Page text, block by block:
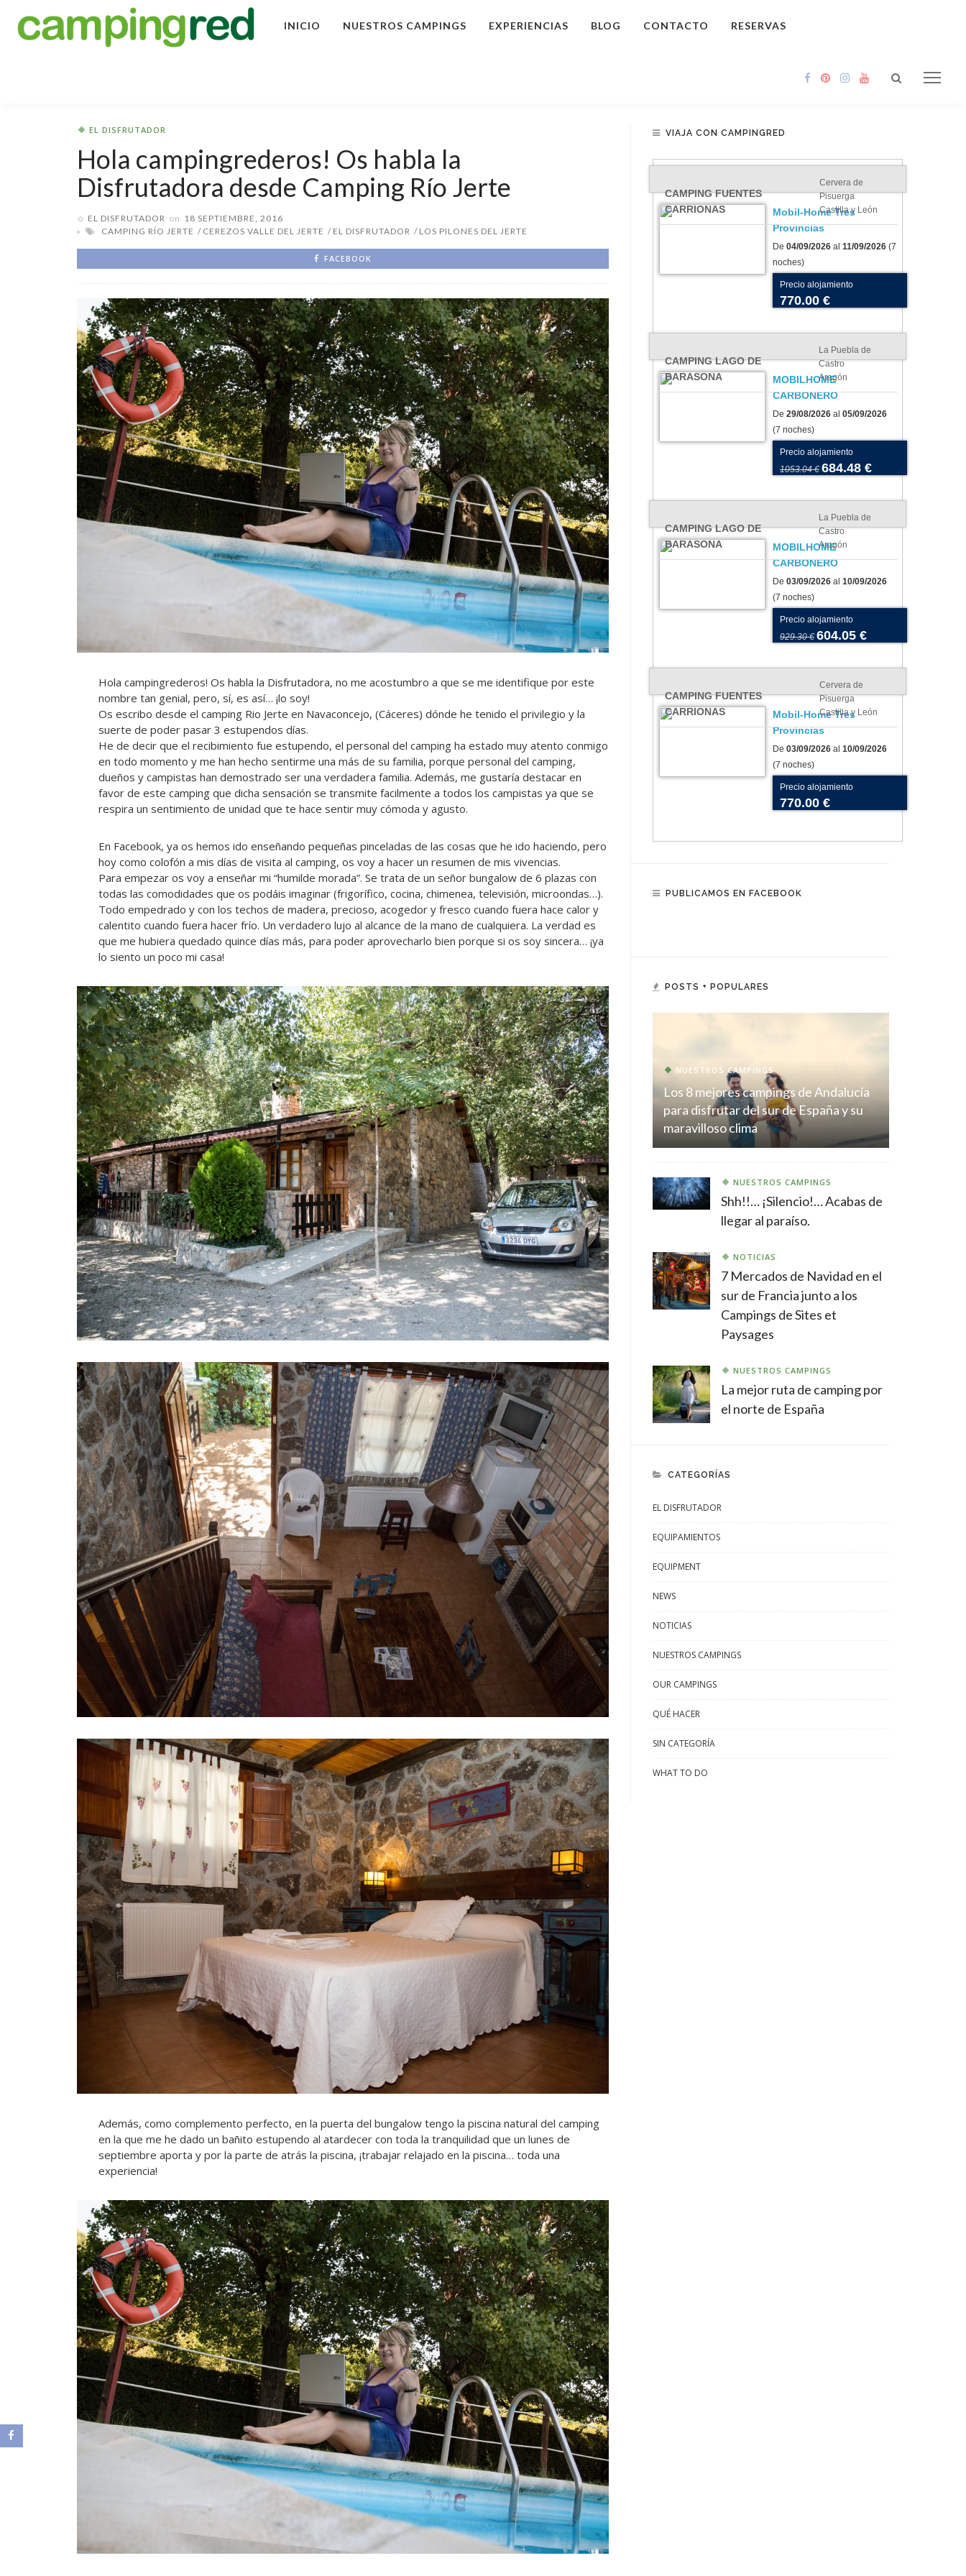
INICIO NUESTROS CAMPINGS EXPERIENCIAS BLOG CONTACTO RESERVAS
EL DISFRUTADOR
Hola campingrederos! Os habla la
Disfrutadora desde Camping Río Jerte
EL DISFRUTADOR on 18 SEPTIEMBRE, 2016
CAMPING RÍO JERTE
CEREZOS VALLE DEL JERTE EL DISFRUTADOR LOS PILONES DEL JERTE
FACEBOOK
Hola campingrederos! Os habla la Disfrutadora, no me acostumbro a que se me identifique por este
nombre tan genial, pero, sí, es así… ¡lo soy!
Os escribo desde el camping Rio Jerte en Navaconcejo, (Cáceres) dónde he tenido el privilegio y la
suerte de poder pasar 3 estupendos días.
He de decir que el recibimiento fue estupendo, el personal del camping ha estado muy atento conmigo
en todo momento y me han hecho sentirme una más de su familia, porque personal del camping,
dueños y campistas han demostrado ser una verdadera familia. Además, me gustaría destacar en
favor de este camping que dicha sensación se transmite facilmente a todos los campistas ya que se
respira un sentimiento de unidad que te hace sentir muy cómoda y agusto.
En Facebook, ya os hemos ido enseñando pequeñas pinceladas de las cosas que he ido haciendo, pero
hoy como colofón a mis días de visita al camping, os voy a hacer un resumen de mis vivencias.
Para empezar os voy a enseñar mi “humilde morada”. Se trata de un señor bungalow de 6 plazas con
todas las comodidades que os podáis imaginar (frigorífico, cocina, chimenea, televisión, microondas…).
Todo empedrado y con los techos de madera, precioso, acogedor y fresco cuando fuera hace calor y
calentito cuando fuera hacer frío. Un verdadero lujo al alcance de la mano de cualquiera. La verdad es
que me hubiera quedado quince días más, para poder aprovecharlo bien porque si os soy sincera… ¡ya
lo siento un poco mi casa!
Además, como complemento perfecto, en la puerta del bungalow tengo la piscina natural del camping
en la que me he dado un bañito estupendo al atardecer con toda la tranquilidad que un lunes de
septiembre aporta y por la parte de atrás la piscina, ¡trabajar relajado en la piscina… toda una
experiencia!
VIAJA CON CAMPINGRED
CAMPING FUENTES
CARRIONAS
Cervera de
Pisuerga
Castilla y León
Mobil-Home Tres
Provincias
De 04/09/2026 al 11/09/2026 (7
noches)
Precio alojamiento
770.00 €
CAMPING LAGO DE
BARASONA
La Puebla de
Castro
Aragón
MOBILHOME
CARBONERO
De 29/08/2026 al 05/09/2026
(7 noches)
Precio alojamiento
1053.04 € 684.48 €
CAMPING LAGO DE
BARASONA
La Puebla de
Castro
Aragón
MOBILHOME
CARBONERO
De 03/09/2026 al 10/09/2026
(7 noches)
Precio alojamiento
929.30 € 604.05 €
CAMPING FUENTES
CARRIONAS
Cervera de
Pisuerga
Castilla y León
Mobil-Home Tres
Provincias
De 03/09/2026 al 10/09/2026
(7 noches)
Precio alojamiento
770.00 €
PUBLICAMOS EN FACEBOOK
POSTS + POPULARES
NUESTROS CAMPINGS
Los 8 mejores campings de Andalucía
para disfrutar del sur de España y su
maravilloso clima
NUESTROS CAMPINGS
Shh!!… ¡Silencio!… Acabas de
llegar al paraíso.
NOTICIAS
7 Mercados de Navidad en el
sur de Francia junto a los
Campings de Sites et
Paysages
NUESTROS CAMPINGS
La mejor ruta de camping por
el norte de España
CATEGORÍAS
EL DISFRUTADOR
EQUIPAMIENTOS
EQUIPMENT
NEWS
NOTICIAS
NUESTROS CAMPINGS
OUR CAMPINGS
QUÉ HACER
SIN CATEGORÍA
WHAT TO DO